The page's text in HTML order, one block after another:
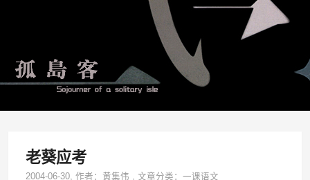
老葵应考
2004-06-30, 作者：黄集伟 ,文章分类：一课语文